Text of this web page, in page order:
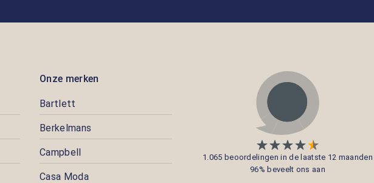
Onze merken
Bartlett
Berkelmans
Campbell
Casa Moda
1.065 beoordelingen in de laatste 12 maanden
96% beveelt ons aan